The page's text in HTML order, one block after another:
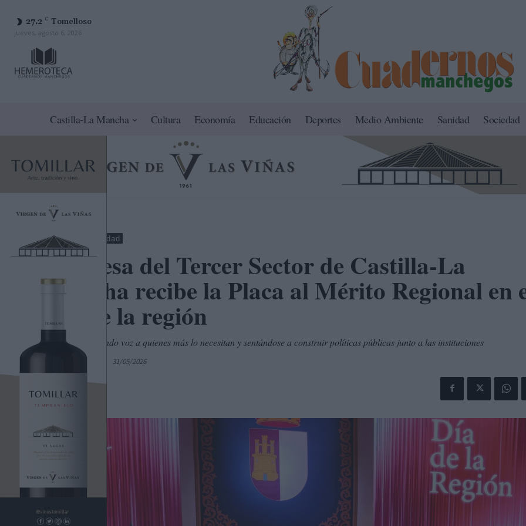
27.2 C Tomelloso
jueves, agosto 6, 2026
Castilla-La Mancha Cultura Economía Educación Deportes Medio Ambiente Sanidad Sociedad
Cuenca Sociedad
La Mesa del Tercer Sector de Castilla-La
Mancha recibe la Placa al Mérito Regional en
Día de la región
Diez años poniendo voz a quienes más lo necesitan y sentándose a construir políticas públicas junto a las instituciones
31/05/2026